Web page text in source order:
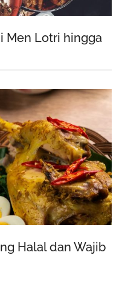
Men Lotri hingga
Halal dan Wajib